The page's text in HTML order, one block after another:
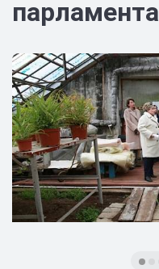
парламента